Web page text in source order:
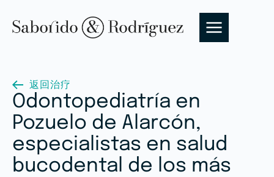
返回治疗
Odontopediatría en
Pozuelo de Alarcón,
especialistas en salud
bucodental de los más